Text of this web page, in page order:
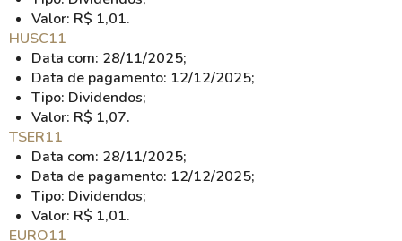
Valor: R$ 1,01.
HUSC11
Data com: 28/11/2025;
Data de pagamento: 12/12/2025;
Tipo: Dividendos;
Valor: R$ 1,07.
TSER11
Data com: 28/11/2025;
Data de pagamento: 12/12/2025;
Tipo: Dividendos;
Valor: R$ 1,01.
EURO11